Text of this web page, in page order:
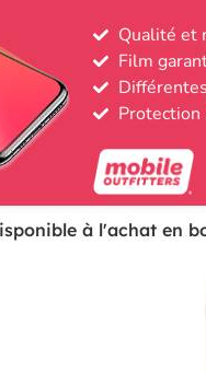
Qualité et
Film
Protection
à l'achat en